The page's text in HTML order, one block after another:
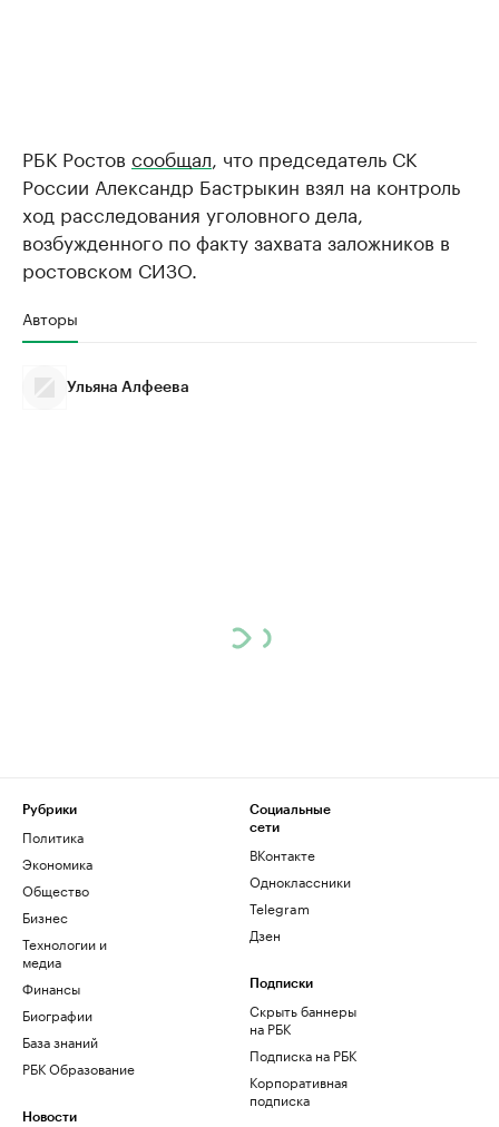
РБК Ростов сообщал , что председатель СК
России Александр Бастрыкин взял на контроль
ход расследования уголовного дела,
возбужденного по факту захвата заложников в
ростовском СИЗО.
Авторы
Ульяна Алфеева
Рубрики
Политика
Экономика
Общество
Бизнес
Технологии и
медиа
Финансы
Биографии
База знаний
РБК Образование
Новости
Социальные
сети
ВКонтакте
Одноклассники
Telegram
Дзен
Подписки
Скрыть баннеры
на РБК
Подписка на РБК
Корпоративная
подписка